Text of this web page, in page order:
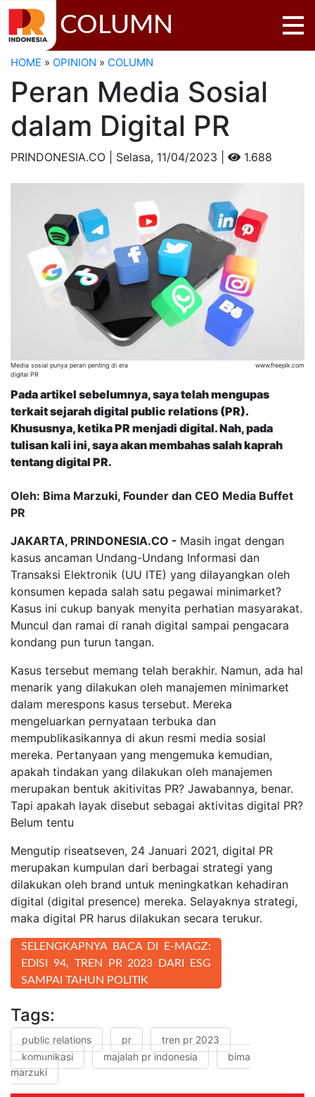
COLUMN
HOME » OPINION » COLUMN
Peran Media Sosial
dalam Digital PR
PRINDONESIA.CO | Selasa, 11/04/2023 | 1.688
Media sosial punya peran penting di era
digital PR
www.freepik.com
Pada artikel sebelumnya, saya telah mengupas
terkait sejarah digital public relations (PR).
Khususnya, ketika PR menjadi digital. Nah, pada
tulisan kali ini, saya akan membahas salah kaprah
tentang digital PR.
Oleh: Bima Marzuki, Founder dan CEO Media Buffet
PR
JAKARTA, PRINDONESIA.CO - Masih ingat dengan
kasus ancaman Undang-Undang Informasi dan
Transaksi Elektronik (UU ITE) yang dilayangkan oleh
konsumen kepada salah satu pegawai minimarket?
Kasus ini cukup banyak menyita perhatian masyarakat.
Muncul dan ramai di ranah digital sampai pengacara
kondang pun turun tangan.
Kasus tersebut memang telah berakhir. Namun, ada hal
menarik yang dilakukan oleh manajemen minimarket
dalam merespons kasus tersebut. Mereka
mengeluarkan pernyataan terbuka dan
mempublikasikannya di akun resmi media sosial
mereka. Pertanyaan yang mengemuka kemudian,
apakah tindakan yang dilakukan oleh manajemen
merupakan bentuk akitivitas PR? Jawabannya, benar.
Tapi apakah layak disebut sebagai aktivitas digital PR?
Belum tentu
Mengutip riseatseven, 24 Januari 2021, digital PR
merupakan kumpulan dari berbagai strategi yang
dilakukan oleh brand untuk meningkatkan kehadiran
digital (digital presence) mereka. Selayaknya strategi,
maka digital PR harus dilakukan secara terukur.
SELENGKAPNYA BACA DI E-MAGZ:
EDISI 94, TREN PR 2023 DARI ESG
SAMPAI TAHUN POLITIK
Tags:
public relations pr
tren pr 2023
komunikasi
majalah pr indonesia
bima
marzuki